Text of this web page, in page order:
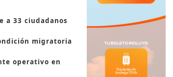
a 33 ciudadanos
migratoria
operativo en